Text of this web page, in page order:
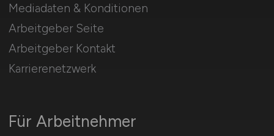
Für Arbeitnehmer
Mediadaten & Konditionen
Arbeitgeber Seite
Arbeitgeber Kontakt
Karrierenetzwerk